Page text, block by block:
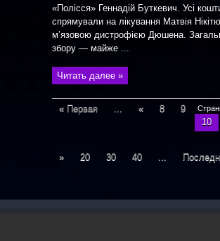
«Полісся» Геннадій Буткевич. Усі
спрямували на лікування Матвія
м’язовою дистрофією Дюшена.
збору — майже ...
Читать далее »
« Первая ... « 8
9
10
»
20 30 40 ...